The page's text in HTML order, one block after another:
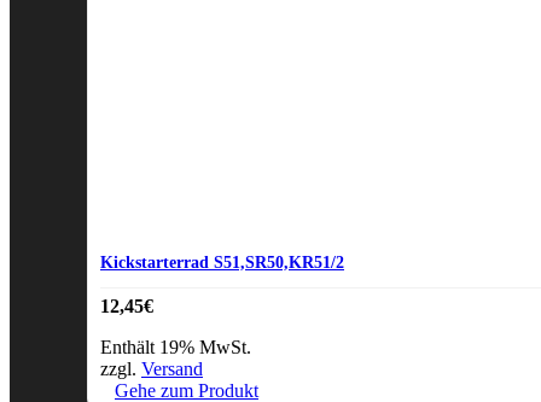
Kickstarterrad S51,SR50,KR51/2
12,45€
Enthält 19% MwSt.
zzgl. Versand
Gehe zum Produkt